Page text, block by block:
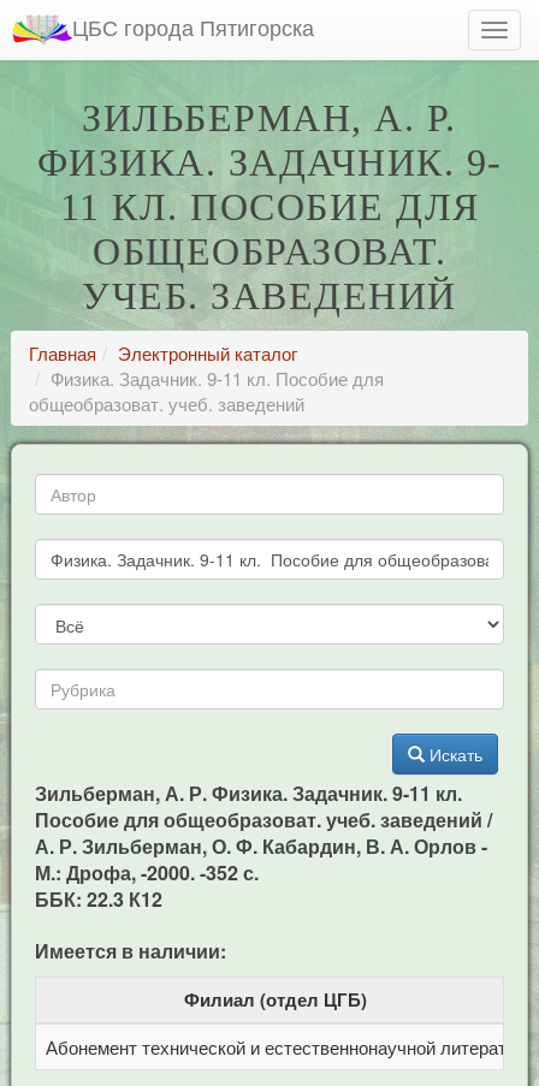
ЦБС города Пятигорска
ЗИЛЬБЕРМАН, А. Р.
ФИЗИКА. ЗАДАЧНИК. 9-
11 КЛ. ПОСОБИЕ ДЛЯ
ОБЩЕОБРАЗОВАТ.
УЧЕБ. ЗАВЕДЕНИЙ
Главная
Электронный каталог
Физика. Задачник. 9-11 кл. Пособие для
общеобразоват. учеб. заведений
Искать
Зильберман, А. Р. Физика. Задачник. 9-11 кл.
Пособие для общеобразоват. учеб. заведений /
А. Р. Зильберман, О. Ф. Кабардин, В. А. Орлов -
М.: Дрофа, -2000. -352 с.
ББК: 22.3 К12
Имеется в наличии:
Филиал (отдел ЦГБ)
Абонемент технической и естественнонаучной литерат